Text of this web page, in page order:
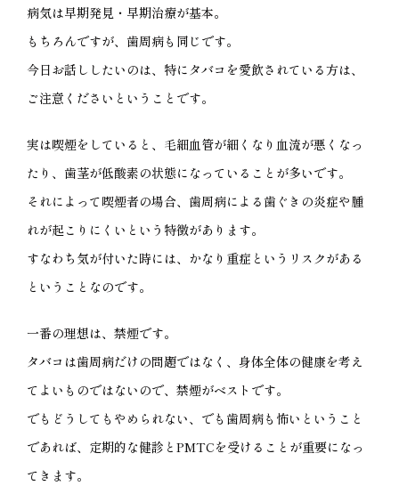
病気は早期発見・早期治療が基本。
もちろんですが、歯周病も同じです。
今日お話ししたいのは、特にタバコを愛飲されている方は、
ご注意くださいということです。
実は喫煙をしていると、毛細血管が細くなり血流が悪くなっ
たり、歯茎が低酸素の状態になっていることが多いです。
それによって喫煙者の場合、歯周病による歯ぐきの炎症や腫
れが起こりにくいという特徴があります。
すなわち気が付いた時には、かなり重症というリスクがある
ということなのです。
一番の理想は、禁煙です。
タバコは歯周病だけの問題ではなく、身体全体の健康を考え
てよいものではないので、禁煙がベストです。
でもどうしてもやめられない、でも歯周病も怖いということ
であれば、定期的な健診とPMTCを受けることが重要になっ
てきます。